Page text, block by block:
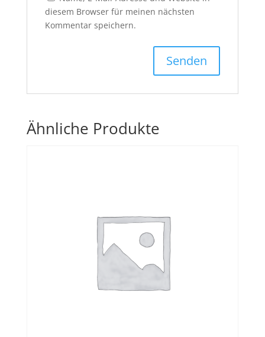
diesem Browser für meinen nächsten
Kommentar speichern.
Ähnliche Produkte